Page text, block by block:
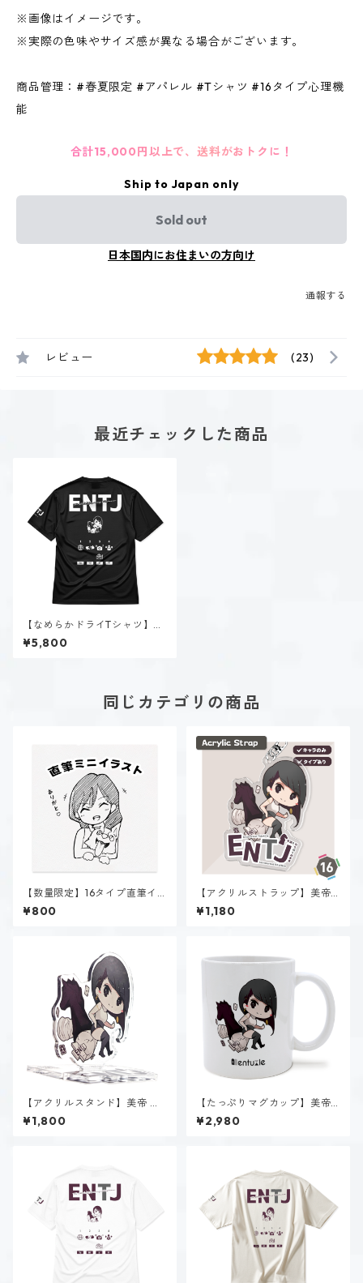
※画像はイメージです。
※実際の色味やサイズ感が異なる場合がございます。
商品管理：#春夏限定 #アパレル #Tシャツ #16タイプ心理機
能
合計15,000円以上で、送料がおトクに！
Ship to Japan only
Sold out
日本国内にお住まいの方向け
通報する
レビュー (23)
最近チェックした商品
【なめらかドライTシャツ】美
帝 クロエ（ENTJ）｜ブラック
¥5,800
同じカテゴリの商品
【数量限定】16タイプ直筆イ
ラスト
¥800
【アクリルストラップ】美帝
クロエ（ENTJ）
¥1,180
【アクリルスタンド】美帝 ク
ロエ（ENTJ）
¥1,800
【たっぷりマグカップ】美帝
クロエ（ENTJ）
¥2,980